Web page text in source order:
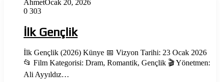
AhmetOcak 20, 2026
0 303
İlk Gençlik
İlk Gençlik (2026) Künye 📅 Vizyon Tarihi: 23 Ocak 2026
📂 Film Kategorisi: Dram, Romantik, Gençlik 🎬 Yönetmen:
Ali Ayyıldız…